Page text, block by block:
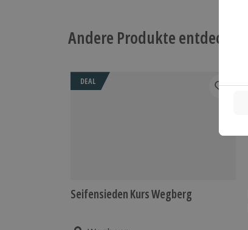
Andere Produkte entdecken
DEAL
Seifensieden Kurs Wegberg